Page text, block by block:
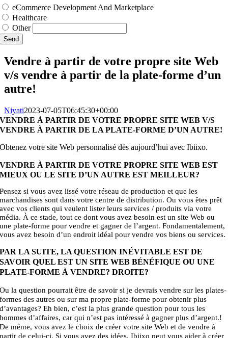
eCommerce Development And Marketplace
Healthcare
Other
Send
Vendre à partir de votre propre site Web
v/s vendre à partir de la plate-forme d’un
autre!
Niyati2023-07-05T06:45:30+00:00
VENDRE À PARTIR DE VOTRE PROPRE SITE WEB V/S
VENDRE À PARTIR DE LA PLATE-FORME D’UN AUTRE!
Obtenez votre site Web personnalisé dès aujourd’hui avec Ibiixo.
VENDRE À PARTIR DE VOTRE PROPRE SITE WEB EST
MIEUX OU LE SITE D’UN AUTRE EST MEILLEUR?
Pensez si vous avez lissé votre réseau de production et que les
marchandises sont dans votre centre de distribution. Ou vous êtes prêt
avec vos clients qui veulent lister leurs services / produits via votre
média. À ce stade, tout ce dont vous avez besoin est un site Web ou
une plate-forme pour vendre et gagner de l’argent. Fondamentalement,
vous avez besoin d’un endroit idéal pour vendre vos biens ou services.
PAR LA SUITE, LA QUESTION INÉVITABLE EST DE
SAVOIR QUEL EST UN SITE WEB BÉNÉFIQUE OU UNE
PLATE-FORME À VENDRE? DROITE?
Ou la question pourrait être de savoir si je devrais vendre sur les plates-
formes des autres ou sur ma propre plate-forme pour obtenir plus
d’avantages? Eh bien, c’est la plus grande question pour tous les
hommes d’affaires, car qui n’est pas intéressé à gagner plus d’argent.!
De même, vous avez le choix de créer votre site Web et de vendre à
partir de celui-ci. Si vous avez des idées, Ibiixo peut vous aider à créer